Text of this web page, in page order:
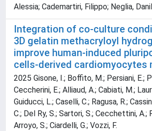
Alessia; Cademartiri, Filippo; Neglia,
Integration of co-culture
3D gelatin methacryloyl
improve human-induced
cells-derived cardiomyocytes
2025 Gisone, I.; Boffito, M.; Persiani, E.;
Ceccherini, E.; Alliaud, A.; Cabiati, M.;
Guiducci, L.; Caselli, C.; Ragusa, R.;
C.; Del Ry, S.; Sartori, S.; Cecchettini, A.;
Arroyo, S.; Ciardelli, G.; Vozzi, F.